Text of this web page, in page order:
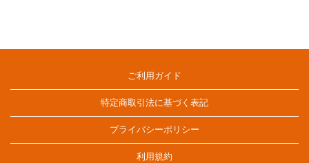
ご利用ガイド
特定商取引法に基づく表記
プライバシーポリシー
利用規約